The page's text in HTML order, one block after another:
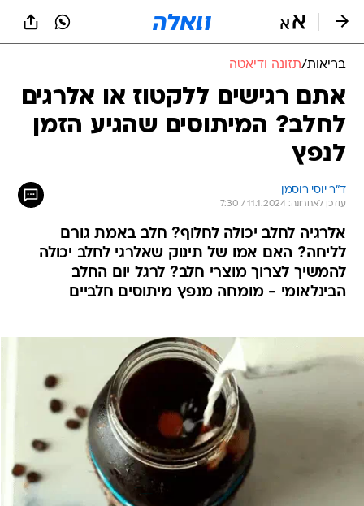
בריאות/תזונה ודיאטה
אתם רגישים ללקטוז או אלרגים
לחלב? המיתוסים שהגיע הזמן
לנפץ
ד"ר יוסי רוסמן
עודכן לאחרונה: 11.1.2024 / 7:30
אלרגיה לחלב יכולה לחלוף? חלב באמת גורם
לליחה? האם אמו של תינוק שאלרגי לחלב יכולה
להמשיך לצרוך מוצרי חלב? לרגל יום החלב
הבינלאומי - מומחה מנפץ מיתוסים חלביים